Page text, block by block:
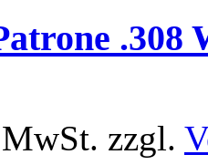
.308
zzgl.